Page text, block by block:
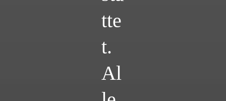
tte
t.
Al